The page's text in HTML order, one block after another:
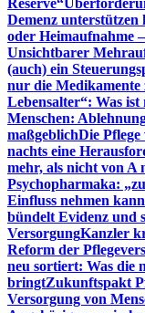
Reserve“
Demenz unterstützen
oder Heimaufnahme
Unsichtbarer
(auch) ein
nur die Medikamente
Lebensalter“: Was ist
Menschen:
maßgeblichDie
nachts eine
mehr, als nicht von A
Psychopharmaka:
Einfluss nehmen kann
bündelt Evidenz und
VersorgungKanzler
Reform der
neu sortiert: Was die
bringtZukunftspakt
Versorgung von